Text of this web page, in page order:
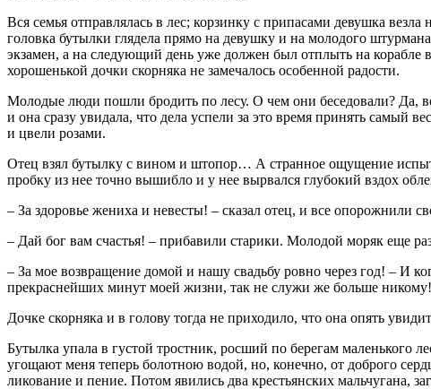
Вся семья отправлялась в лес; корзинку с припасами девушка
головка бутылки глядела прямо на девушку и на молодого
экзамен, а на следующий день уже должен был отплыть на
хорошенькой дочки скорняка не замечалось особенной радости.
Молодые люди пошли бродить по лесу. О чем они беседовали? Да,
и она сразу увидала, что дела успели за это время принять самый
и цвели розами.
Отец взял бутылку с вином и штопор… А странное ощущение
пробку из нее точно вышибло и у нее вырвался глубокий вздох
– За здоровье жениха и невесты! – сказал отец, и все опорожнили
– Дай бог вам счастья! – прибавили старики. Молодой моряк еще
– За мое возвращение домой и нашу свадьбу ровно через год! – И
прекраснейших минут моей жизни, так не служи же больше никому!
Дочке скорняка и в голову тогда не приходило, что она опять
Бутылка упала в густой тростник, росший по берегам
угощают меня теперь болотною водой, но, конечно, от доброго
ликование и пение. Потом явились два крестьянских мальчугана,